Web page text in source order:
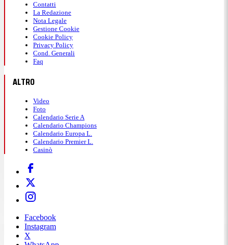
Contatti
La Redazione
Nota Legale
Gestione Cookie
Cookie Policy
Privacy Policy
Cond. Generali
Faq
ALTRO
Video
Foto
Calendario Serie A
Calendario Champions
Calendario Europa L.
Calendario Premier L.
Casinò
Facebook
Instagram
X